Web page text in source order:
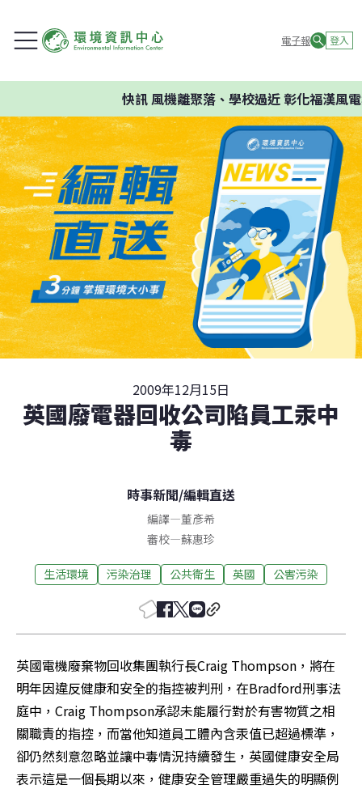
電子報 登入
快訊風機離聚落、學校過近 彰化福漢風電
2009年12月15日
英國廢電器回收公司陷員工汞中
毒
時事新聞/編輯直送
編譯—董彥希
審校—蘇惠珍
生活環境 污染治理 公共衛生 英國 公害污染
英國電機廢棄物回收集團執行長Craig Thompson，將在
明年因違反健康和安全的指控被判刑，在Bradford刑事法
庭中，Craig Thompson承認未能履行對於有害物質之相
關職責的指控，而當他知道員工體內含汞值已超過標準，
卻仍然刻意忽略並讓中毒情況持續發生，英國健康安全局
表示這是一個長期以來，健康安全管理嚴重過失的明顯例